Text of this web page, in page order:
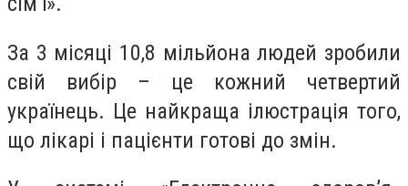
За 3 місяці 10,8 мільйона людей зробили
свій вибір – це кожний четвертий
українець. Це найкраща ілюстрація того,
що лікарі і пацієнти готові до змін.